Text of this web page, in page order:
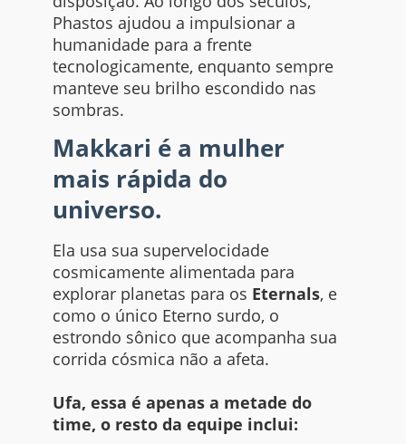
Phastos ajudou a impulsionar a
humanidade para a frente
tecnologicamente, enquanto sempre
manteve seu brilho escondido nas
sombras.
Makkari é a mulher
mais rápida do
universo.
Ela usa sua supervelocidade
cosmicamente alimentada para
explorar planetas para os Eternals, e
como o único Eterno surdo, o
estrondo sônico que acompanha sua
corrida cósmica não a afeta.
Ufa, essa é apenas a metade do
time, o resto da equipe inclui: